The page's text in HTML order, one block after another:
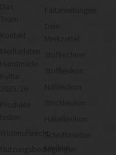
Das
Team
Kontakt
Mediadaten
Kultur
Produkte
testen
Widerrufsrecht
Nutzungsbedingungen
Faltanleitungen
Merkzettel
Stoffrechner
Stofflexikon
Nählexikon
Stricklexikon
Häkellexikon
Schnittmuster-
Lexikon